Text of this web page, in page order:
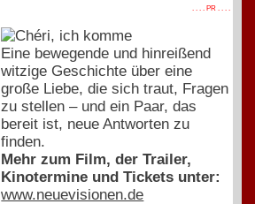
. . . . PR . . . .
Eine bewegende und hinreißend
witzige Geschichte über eine
große Liebe, die sich traut, Fragen
zu stellen – und ein Paar, das
bereit ist, neue Antworten zu
finden.
Mehr zum Film, der Trailer,
Kinotermine und Tickets unter:
www.neuevisionen.de